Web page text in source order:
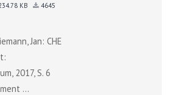
KB
4645
Jan: CHE
2017, S. 6
...